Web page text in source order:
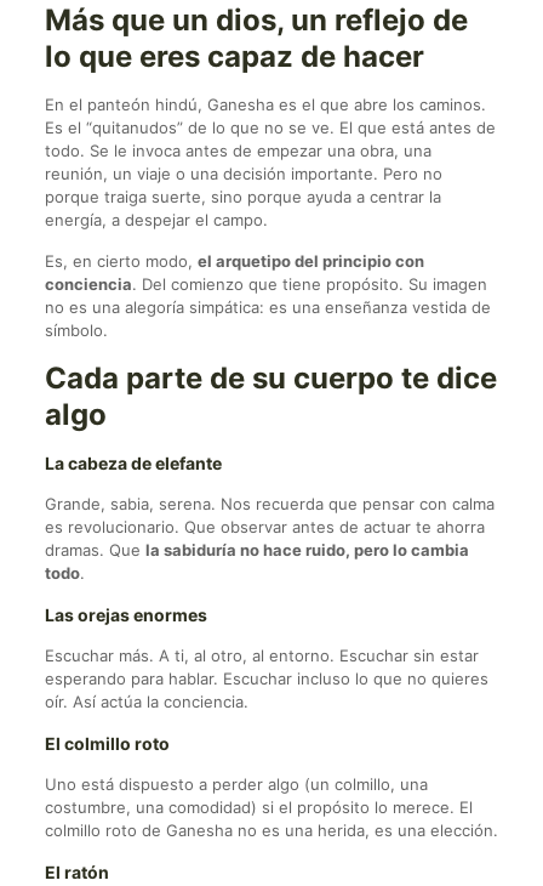
Más que un dios, un reflejo de
lo que eres capaz de hacer
En el panteón hindú, Ganesha es el que abre los caminos.
Es el “quitanudos” de lo que no se ve. El que está antes de
todo. Se le invoca antes de empezar una obra, una
reunión, un viaje o una decisión importante. Pero no
porque traiga suerte, sino porque ayuda a centrar la
energía, a despejar el campo.
Es, en cierto modo, el arquetipo del principio con
conciencia. Del comienzo que tiene propósito. Su imagen
no es una alegoría simpática: es una enseñanza vestida de
símbolo.
Cada parte de su cuerpo te dice
algo
La cabeza de elefante
Grande, sabia, serena. Nos recuerda que pensar con calma
es revolucionario. Que observar antes de actuar te ahorra
dramas. Que la sabiduría no hace ruido, pero lo cambia
todo.
Las orejas enormes
Escuchar más. A ti, al otro, al entorno. Escuchar sin estar
esperando para hablar. Escuchar incluso lo que no quieres
oír. Así actúa la conciencia.
El colmillo roto
Uno está dispuesto a perder algo (un colmillo, una
costumbre, una comodidad) si el propósito lo merece. El
colmillo roto de Ganesha no es una herida, es una elección.
El ratón